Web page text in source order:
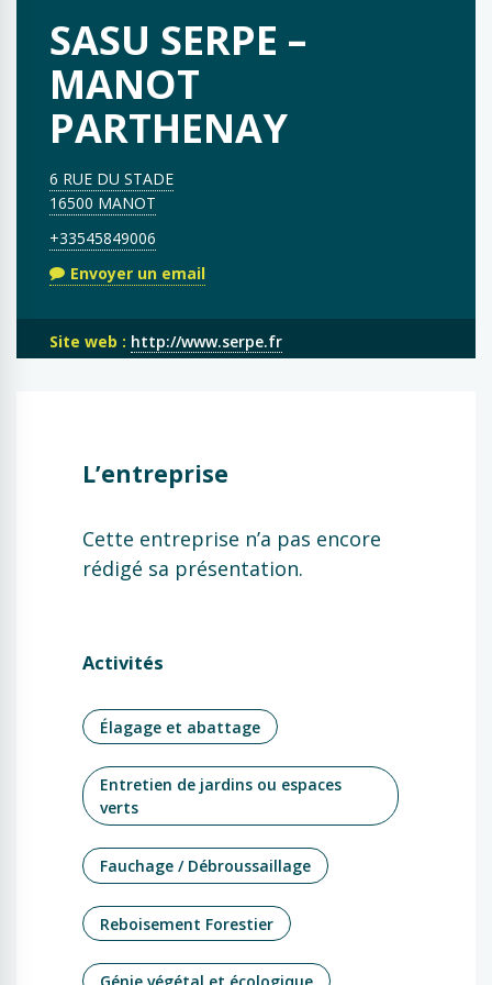
SASU SERPE –
MANOT
PARTHENAY
6 RUE DU STADE
16500 MANOT
+33545849006
Envoyer un email
Site web : http://www.serpe.fr
L’entreprise
Cette entreprise n’a pas encore
rédigé sa présentation.
Activités
Élagage et abattage
Entretien de jardins ou espaces
verts
Fauchage / Débroussaillage
Reboisement Forestier